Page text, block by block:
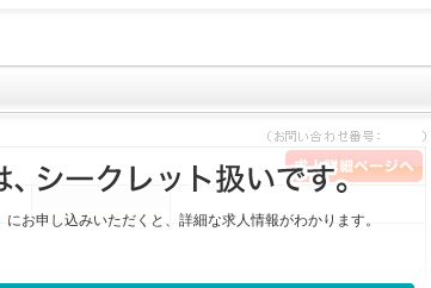
にお申し込みいただくと、詳細な求人情報がわかります。